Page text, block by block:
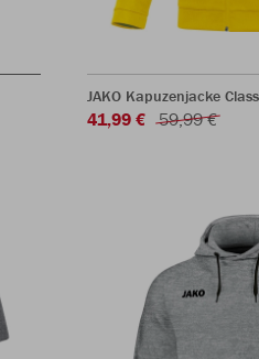
JAKO Kapuzenjacke
41,99 € 59,99 €